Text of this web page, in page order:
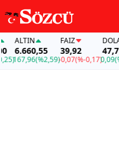
ALTIN
6.660,55
167,96(%2,59)
FAİZ
39,92
-0,07(%-0,17)
DOLAR
47,71
0,09